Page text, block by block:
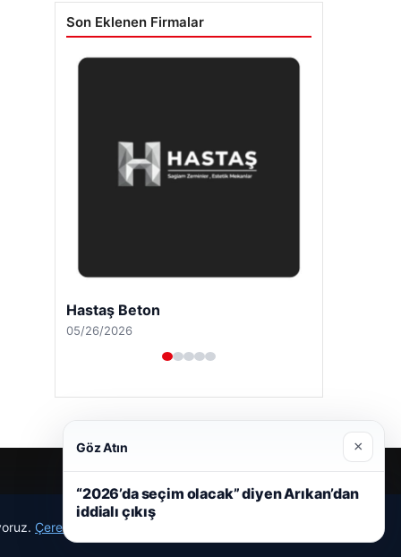
Son Eklenen Firmalar
Hastaş Beton
05/26/2026
Çerez Politikamız
Göz Atın ×
“2026’da seçim olacak” diyen Arıkan’dan
iddialı çıkış